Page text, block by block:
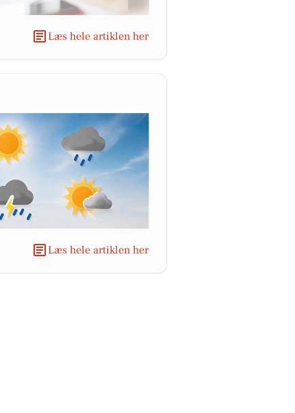
Læs hele artiklen her
Læs hele artiklen her